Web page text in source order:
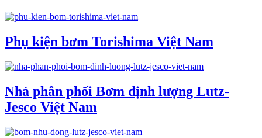
Phụ kiện bơm Torishima Việt Nam
Nhà phân phối Bơm định lượng Lutz-
Jesco Việt Nam